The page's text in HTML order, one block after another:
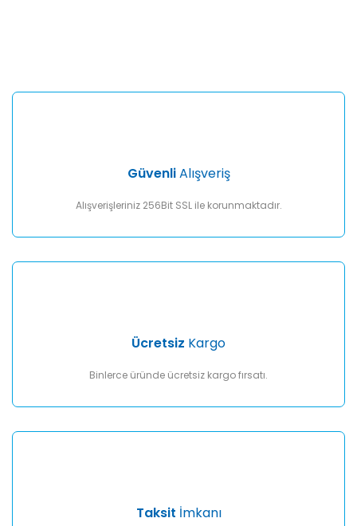
Yorum Yaz
Ürün fiyatı diğer sitelerden daha pahalı.
GüvenliAlışveriş
Alışverişleriniz 256Bit SSL ile korunmaktadır.
Ücretsiz Kargo
Binlerce üründe ücretsiz kargo fırsatı.
Taksit İmkanı